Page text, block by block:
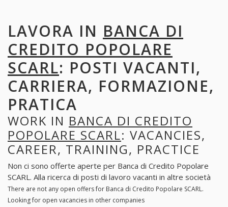
LAVORA IN BANCA DI
CREDITO POPOLARE
SCARL: POSTI VACANTI,
CARRIERA, FORMAZIONE,
PRATICA
WORK IN BANCA DI CREDITO
POPOLARE SCARL: VACANCIES,
CAREER, TRAINING, PRACTICE
Non ci sono offerte aperte per Banca di Credito Popolare
SCARL. Alla ricerca di posti di lavoro vacanti in altre società
There are not any open offers for Banca di Credito Popolare SCARL.
Looking for open vacancies in other companies